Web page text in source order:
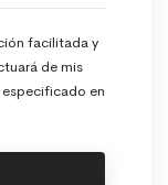
facilitada y
de mis
en